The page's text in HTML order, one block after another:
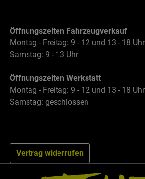
Öffnungszeiten Fahrzeugverkauf
Montag - Freitag: 9 - 12 und 13 - 18 Uhr
Samstag: 9 - 13 Uhr
Öffnungszeiten Werkstatt
Montag - Freitag: 9 - 12 und 13 - 18 Uhr
Samstag: geschlossen
Vertrag widerrufen